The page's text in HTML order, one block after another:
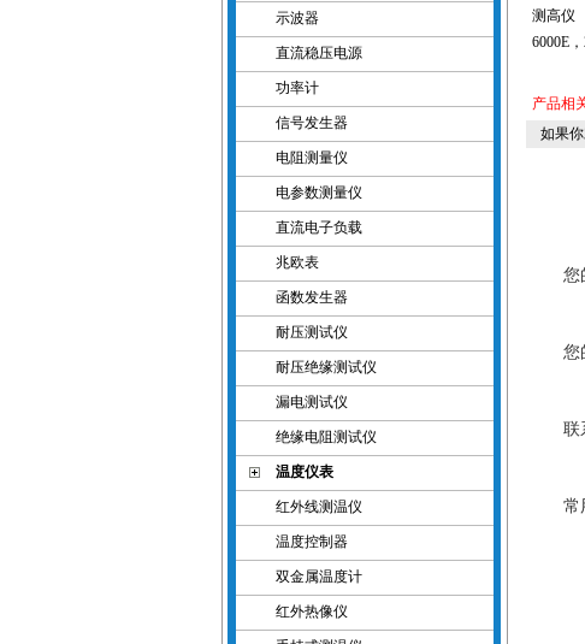
示波器
直流稳压电源
功率计
信号发生器
电阻测量仪
电参数测量仪
直流电子负载
兆欧表
函数发生器
耐压测试仪
耐压绝缘测试仪
漏电测试仪
绝缘电阻测试仪
温度仪表
红外线测温仪
温度控制器
双金属温度计
红外热像仪
测高仪
6000E
产品相
如果你
您
您
联
常